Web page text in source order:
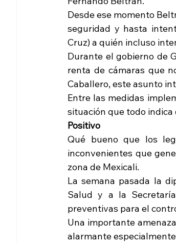
Desde ese momento
seguridad y hasta
Cruz) a quién incluso
Durante el gobierno de
renta de cámaras que
Caballero, este asunto
Entre las medidas
situación que todo indica
Positivo
Qué bueno que los
inconvenientes que
zona de Mexicali.
La semana pasada la
Salud y a la
preventivas para el
Una importante
alarmante